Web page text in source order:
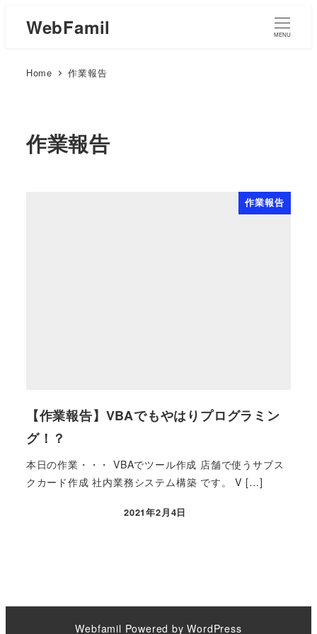
WebFamil MENU
Home 作業報告
作業報告
作業報告
【作業報告】VBAでもやはりプログラミン
グ！？
本日の作業・・・ VBAでツール作成 店舗で使うサブス
クカード作成 社内業務システム構築 です。 V […]
2021年2月4日
Webfamil Powered byWordPress